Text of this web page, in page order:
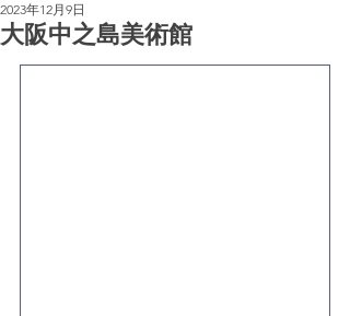
大阪中之島美術館
2023年12月9日